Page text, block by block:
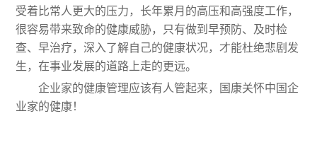
受着比常人更大的压力，长年累月的高压和高强度工作，
很容易带来致命的健康威胁，只有做到早预防、及时检
查、早治疗，深入了解自己的健康状况，才能杜绝悲剧发
生，在事业发展的道路上走的更远。
企业家的健康管理应该有人管起来，国康关怀中国企
业家的健康！